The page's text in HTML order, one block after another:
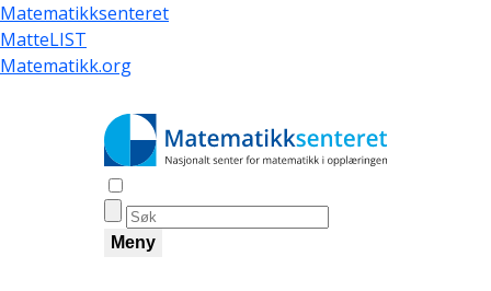
Hopp
til
hovedinnhold
Matematikksenteret
MatteLIST
Matematikk.org
Meny